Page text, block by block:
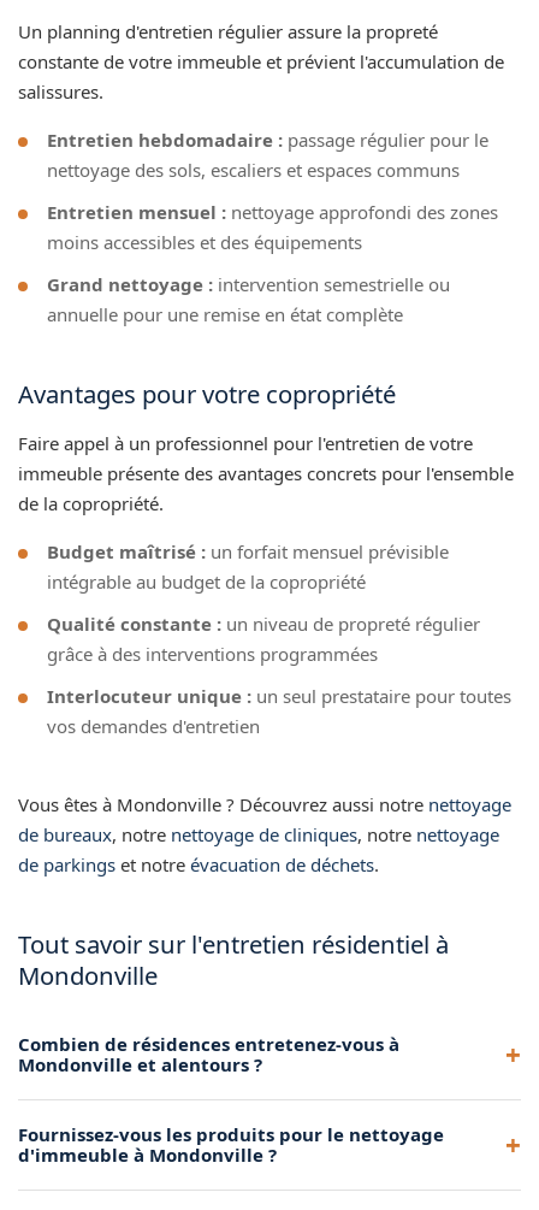
Un planning d'entretien régulier assure la propreté
constante de votre immeuble et prévient l'accumulation de
salissures.
Entretien hebdomadaire : passage régulier pour le
nettoyage des sols, escaliers et espaces communs
Entretien mensuel : nettoyage approfondi des zones
moins accessibles et des équipements
Grand nettoyage : intervention semestrielle ou
annuelle pour une remise en état complète
Avantages pour votre copropriété
Faire appel à un professionnel pour l'entretien de votre
immeuble présente des avantages concrets pour l'ensemble
de la copropriété.
Budget maîtrisé : un forfait mensuel prévisible
intégrable au budget de la copropriété
Qualité constante : un niveau de propreté régulier
grâce à des interventions programmées
Interlocuteur unique : un seul prestataire pour toutes
vos demandes d'entretien
Vous êtes à Mondonville ? Découvrez aussi notre nettoyage
de bureaux, notre nettoyage de cliniques, notre nettoyage
de parkings et notre évacuation de déchets.
Tout savoir sur l'entretien résidentiel à
Mondonville
Combien de résidences entretenez-vous à
Mondonville et alentours ?
métropole toulousaine, dont plusieurs à Mondonville.
Fournissez-vous les produits pour le nettoyage
d'immeuble à Mondonville ?